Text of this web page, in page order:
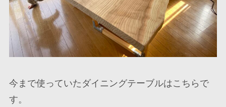
今まで使っていたダイニングテーブルはこちらで
す。